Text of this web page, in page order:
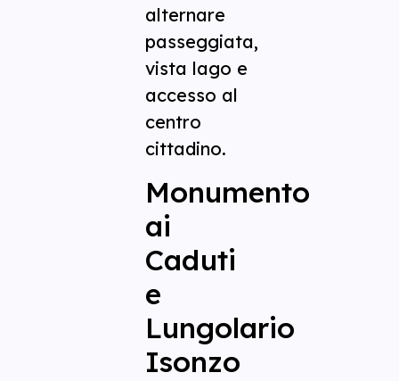
alternare
passeggiata,
vista lago e
accesso al
centro
cittadino.
Monumento
ai
Caduti
e
Lungolario
Isonzo